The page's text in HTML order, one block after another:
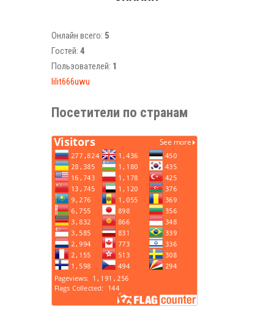
Онлайн всего: 5
Гостей: 4
Пользователей: 1
lilit666uwu
Посетители по странам